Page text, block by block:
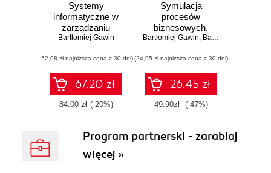
Systemy
informatyczne w
zarządzaniu
procesami
Bartłomiej Gawin
(52,08 zł najniższa cena z 30 dni)
67.20 zł
84.00 zł (-20%)
Symulacja
procesów
biznesowych.
Standardy BPMS i
Bartłomiej Gawin, Bartosz Marcinkowski
(24,95 zł najniższa cena z 30 dni)
26.45 zł
49.90zł (-47%)
Program partnerski - zarabiaj
więcej »